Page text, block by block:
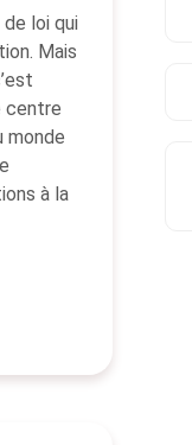
de loi qui
Mais
centre
monde
à la